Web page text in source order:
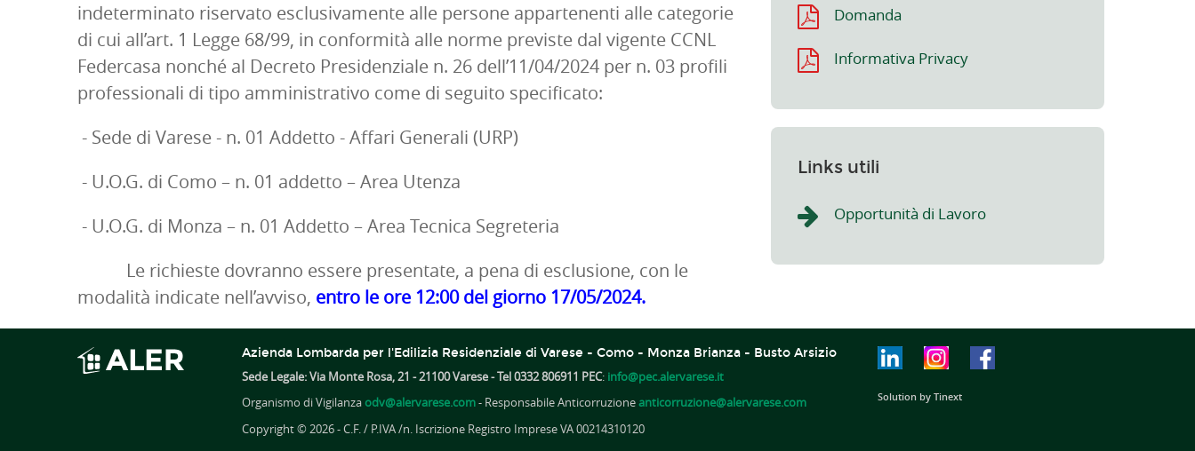
indeterminato riservato esclusivamente alle persone appartenenti alle categorie
di cui all’art. 1 Legge 68/99, in conformità alle norme previste dal vigente CCNL
Federcasa nonché al Decreto Presidenziale n. 26 dell’11/04/2024 per n. 03 profili
professionali di tipo amministrativo come di seguito specificato:
- Sede di Varese - n. 01 Addetto - Affari Generali (URP)
- U.O.G. di Como – n. 01 addetto – Area Utenza
- U.O.G. di Monza – n. 01 Addetto – Area Tecnica Segreteria​
Le richieste dovranno essere presentate, a pena di esclusione, con le
modalità indicate nell’avviso, entro le ore 12:00 del giorno 17/05/2024.
Domanda
Informativa Privacy
Links utili
Opportunità di Lavoro
Azienda Lombarda per l'Edilizia Residenziale di Varese - Como - Monza Brianza - Busto Arsizio
Sede Legale: Via Monte Rosa, 21 - 21100 Varese - Tel 0332 806911 PEC: info@pec.alervarese.it
Organismo di Vigilanzaodv@alervarese.com- Responsabile Anticorruzioneanticorruzione@alervarese.com
Copyright © 2026 - C.F. / P.IVA /n. Iscrizione Registro Imprese VA 00214310120
Solution by Tinext